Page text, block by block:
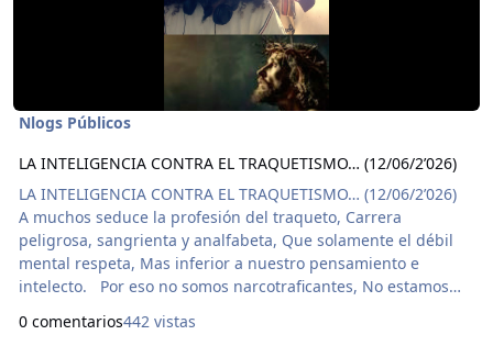
Nlogs Públicos
LA INTELIGENCIA CONTRA EL TRAQUETISMO… (12/06/2’026)
LA INTELIGENCIA CONTRA EL TRAQUETISMO… (12/06/2’026)
A muchos seduce la profesión del traqueto, Carrera
peligrosa, sangrienta y analfabeta, Que solamente el débil
mental respeta, Mas inferior a nuestro pensamiento e
intelecto. Por eso no somos narcotraficantes, No estamos
prácticamente semidioses, Éticamente lejos de ser
0 comentarios442 vistas